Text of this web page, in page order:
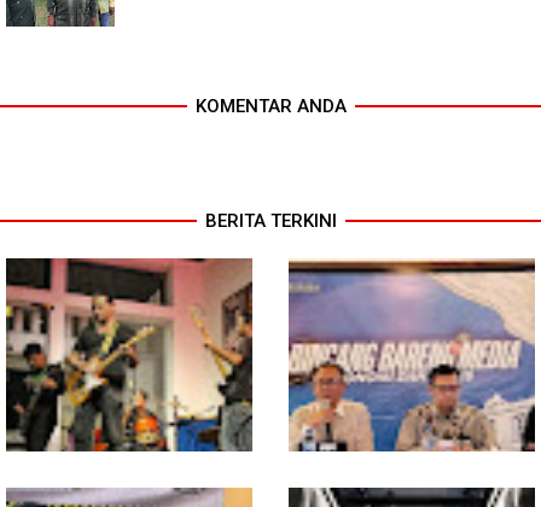
KOMENTAR ANDA
BERITA TERKINI